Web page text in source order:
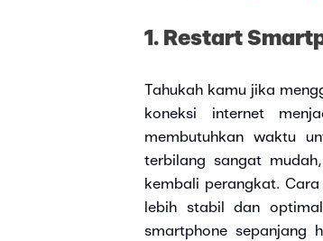
1. Restart
Tahukah kamu jika
koneksi internet
membutuhkan waktu
terbilang sangat
kembali perangkat.
lebih stabil dan
smartphone sepanjang